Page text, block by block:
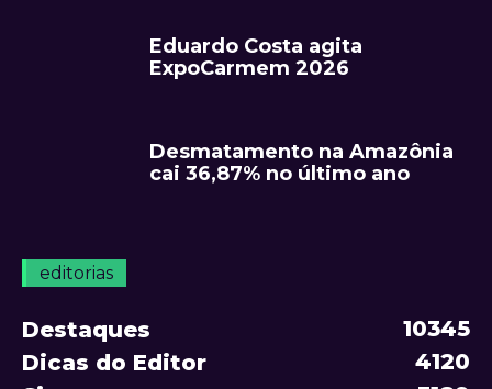
Eduardo Costa agita
ExpoCarmem 2026
Desmatamento na Amazônia
cai 36,87% no último ano
editorias
Destaques
10345
Dicas do Editor
4120